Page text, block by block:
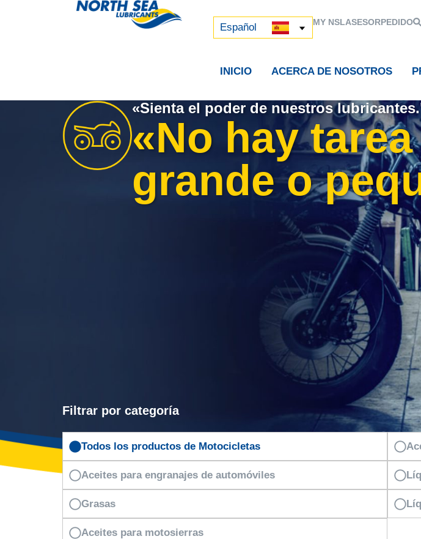
Español
中文 (中国) MY NSLASESORPEDIDO
INICIO ACERCA DE NOSOTROS
«Sienta el poder de nuestros
«No hay
grande o
Filtrar por categoría
Todos los productos de Motocicletas
Aceites para engranajes de automóviles
Grasas
Aceites para motosierras